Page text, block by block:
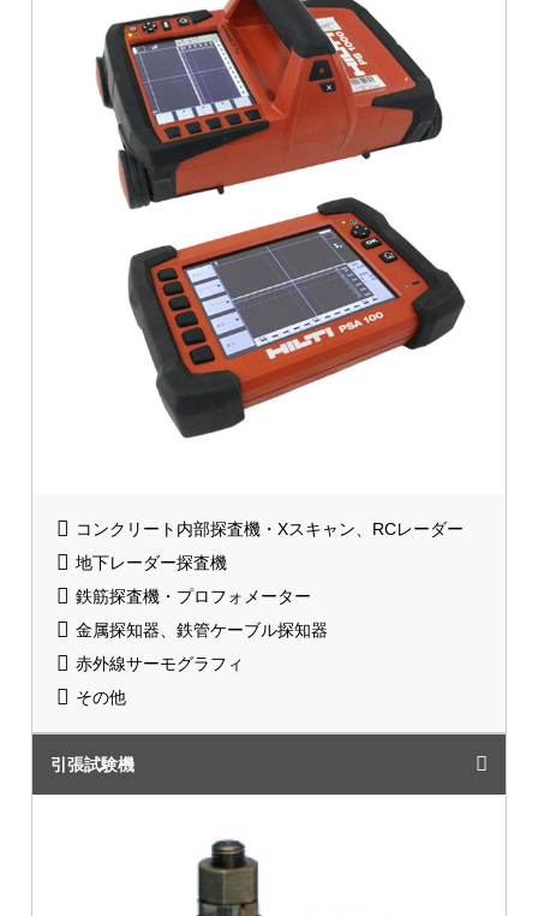
コンクリート内部探査機・Xスキャン、RCレーダー
地下レーダー探査機
鉄筋探査機・プロフォメーター
金属探知器、鉄管ケーブル探知器
赤外線サーモグラフィ
その他
引張試験機